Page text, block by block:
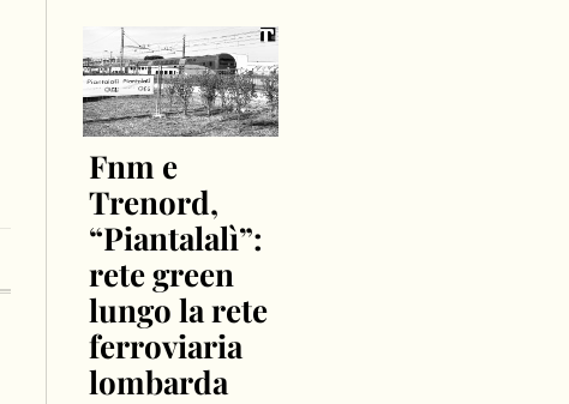
Fnm e
Trenord,
“Piantalalì”:
rete green
lungo la rete
ferroviaria
lombarda